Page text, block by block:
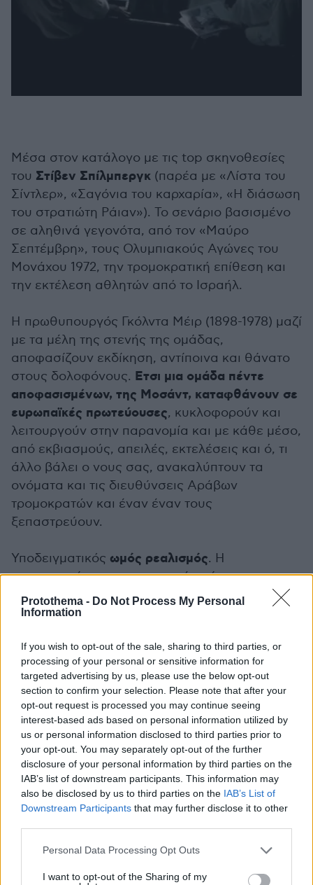
Protothema - Do Not Process My Personal
Information
If you wish to opt-out of the sale, sharing to third parties, or
processing of your personal or sensitive information for
targeted advertising by us, please use the below opt-out
section to confirm your selection. Please note that after your
opt-out request is processed you may continue seeing
interest-based ads based on personal information utilized by
us or personal information disclosed to third parties prior to
your opt-out. You may separately opt-out of the further
disclosure of your personal information by third parties on the
IAB’s list of downstream participants. This information may
also be disclosed by us to third parties on the IAB’s List of
Downstream Participants that may further disclose it to other
Please note that this website/app uses one or more Google
not limited to your visit or usage behaviour. You may click to
Personal Data Processing Opt Outs
I want to opt-out of the Sharing of my
Μέσα στον κατάλογο με τις top σκηνοθεσίες
του Στίβεν Σπίλμπεργκ (παρέα με «Λίστα του
Σίντλερ», «Σαγόνια του καρχαρία», «Η διάσωση
του στρατιώτη Ράιαν»). Το σενάριο βασισμένο
σε αληθινά γεγονότα, από τον «Μαύρο
Σεπτέμβρη», τους Ολυμπιακούς Αγώνες του
Μονάχου 1972, την τρομοκρατική επίθεση και
την εκτέλεση αθλητών από το Ισραήλ.
Η πρωθυπουργός Γκόλντα Μέιρ (1898-1978) μαζί
με τα μέλη της στενής της ομάδας,
αποφασίζουν εκδίκηση, αντίποινα και θάνατο
στους δολοφόνους. Ετσι μια ομάδα πέντε
αποφασισμένων, της Μοσάντ, καταφθάνουν σε
ευρωπαϊκές πρωτεύουσες, κυκλοφορούν και
λειτουργούν στην παρανομία και με κάθε μέσο,
από εκβιασμούς, απειλές, εκτελέσεις και ό, τι
άλλο βάλει ο νους σας, ανακαλύπτουν τα
ονόματα και τις διευθύνσεις Αράβων
τρομοκρατών και έναν έναν τους
ξεπαστρεύουν.
Υποδειγματικός ωμός ρεαλισμός. Η
φωτογραφία, σαν ντοκιμαντέρ, είναι του
Πολωνού Γιάνους Καμίνσκι, μόνιμου συνεργάτη
του Σπίλμπεργκ και η μουσική του Τζον
Ειδήσεις σήμερα:
Homeland - To μεγάλο φινάλε: Κέρι, μένουμε
συντονισμένοι
«Άγαμοι Θύται»: Επιστρέφουν με...Ντόναλντ
Τραμπ
«Το θαύμα στο κελί 7»: Η ταινία που σαρώνει
στο Netflix
Ακολουθήστε τοprotothema.gr στο Google News